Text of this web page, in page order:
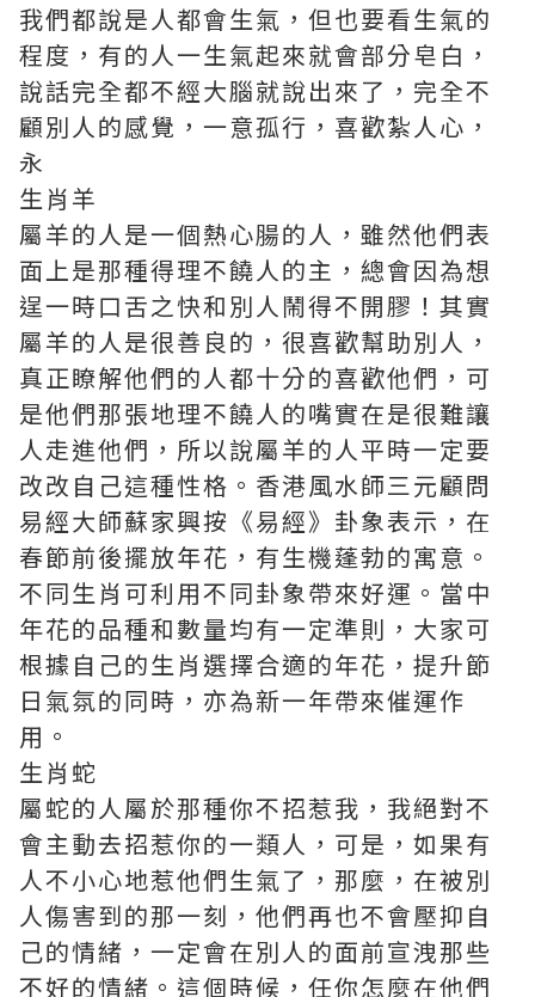
我們都說是人都會生氣，但也要看生氣的
程度，有的人一生氣起來就會部分皂白，
說話完全都不經大腦就說出來了，完全不
顧別人的感覺，一意孤行，喜歡紮人心，
永
生肖羊
屬羊的人是一個熱心腸的人，雖然他們表
面上是那種得理不饒人的主，總會因為想
逞一時口舌之快和別人鬧得不開膠！其實
屬羊的人是很善良的，很喜歡幫助別人，
真正瞭解他們的人都十分的喜歡他們，可
是他們那張地理不饒人的嘴實在是很難讓
人走進他們，所以說屬羊的人平時一定要
改改自己這種性格。香港風水師三元顧問
易經大師蘇家興按《易經》卦象表示，在
春節前後擺放年花，有生機蓬勃的寓意。
不同生肖可利用不同卦象帶來好運。當中
年花的品種和數量均有一定準則，大家可
根據自己的生肖選擇合適的年花，提升節
日氣氛的同時，亦為新一年帶來催運作
用。
生肖蛇
屬蛇的人屬於那種你不招惹我，我絕對不
會主動去招惹你的一類人，可是，如果有
人不小心地惹他們生氣了，那麼，在被別
人傷害到的那一刻，他們再也不會壓抑自
己的情緒，一定會在別人的面前宣洩那些
不好的情緒。這個時候，任你怎麼在他們